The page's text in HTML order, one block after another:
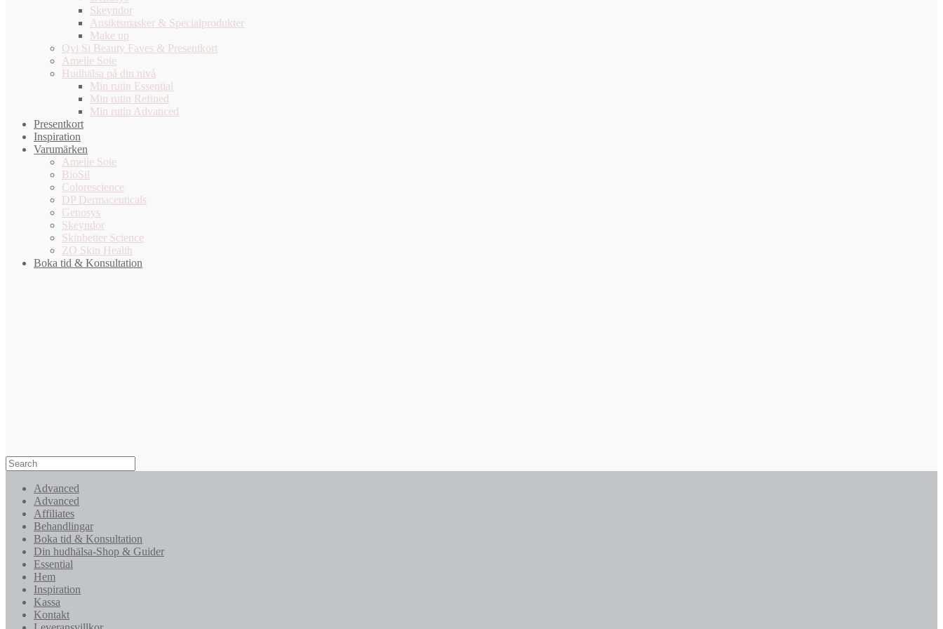
Skeyndor
Ansiktsmasker & Specialprodukter
Make up
Qvi Si Beauty Faves & Presentkort
Amelie Soie
Hudhälsa på din nivå
Min rutin Essential
Min rutin Refined
Min rutin Advanced
Presentkort
Inspiration
Varumärken
Amelie Soie
BioSil
Colorescience
DP Dermaceuticals
Genosys
Skeyndor
Skinbetter Science
ZO Skin Health
Boka tid & Konsultation
Advanced
Advanced
Affiliates
Behandlingar
Boka tid & Konsultation
Din hudhälsa-Shop & Guider
Essential
Hem
Inspiration
Kassa
Kontakt